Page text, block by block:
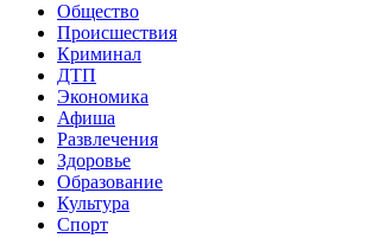
Общество
Происшествия
Криминал
ДТП
Экономика
Афиша
Развлечения
Здоровье
Образование
Культура
Спорт